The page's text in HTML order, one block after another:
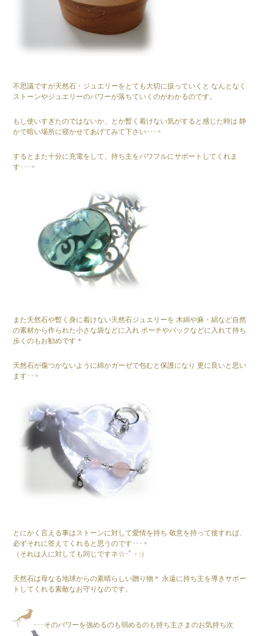
不思議ですが天然石・ジュエリーをとても大切に扱っていくと なんとなく
ストーンやジュエリーのパワーが落ちていくのがわかるのです。
もし使いすぎたのではないか、とか暫く着けない気がすると感じた時は 静
かで暗い場所に寝かせてあげてみて下さい･･･
するとまた十分に充電をして、持ち主をパワフルにサポートしてくれま
す･･･
また天然石や暫く身に着けない天然石ジュエリーを 木綿や麻・絹など自然
の素材から作られた小さな袋などに入れ ポーチやバックなどに入れて持ち
歩くのもお勧めです＊
天然石が傷つかないように綿かガーゼで包むと保護になり 更に良いと思い
ます･･
とにかく言える事はストーンに対して愛情を持ち 敬意を持って接すれば、
必ずそれに答えてくれると思うのです･･･
（それは人に対しても同じですネ☆･ﾟ・:）
天然石は母なる地球からの素晴らしい贈り物＊ 永遠に持ち主を導きサポー
トしてくれる素敵なお守りなのです。
･･･そのパワーを強めるのも弱めるのも持ち主さまのお気持ち次